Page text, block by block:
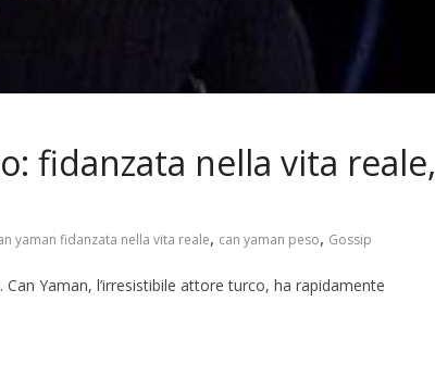
fidanzata nella vita reale,
yaman fidanzata nella vita reale, can yaman peso, Gossip
Yaman, l’irresistibile attore turco, ha rapidamente